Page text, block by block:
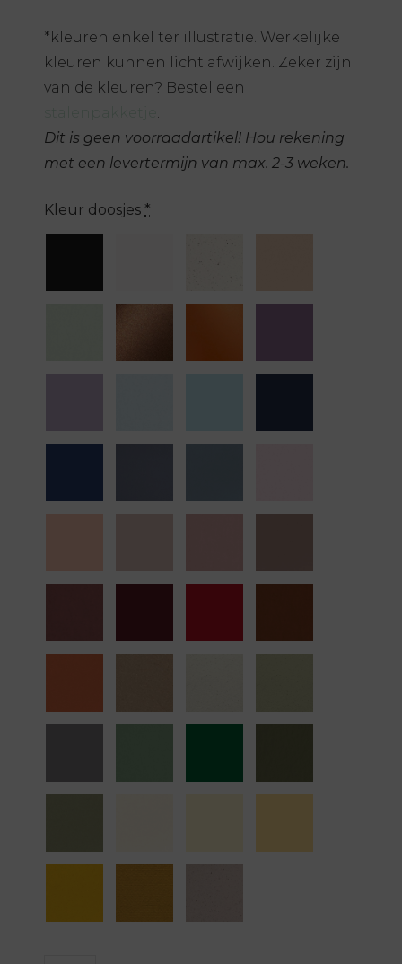
*kleuren enkel ter illustratie. Werkelijke
kleuren kunnen licht afwijken. Zeker zijn
van de kleuren? Bestel een
Dit is geen voorraadartikel! Hou rekening
met een levertermijn van max. 2-3 weken.
Kleur doosjes *